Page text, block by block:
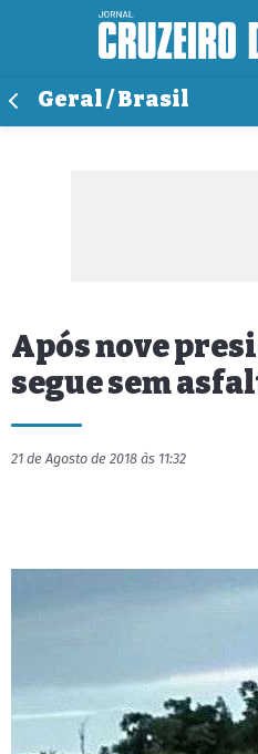
Geral / Brasil
Após nove
segue sem
21 de Agosto de 2018 às 11:32